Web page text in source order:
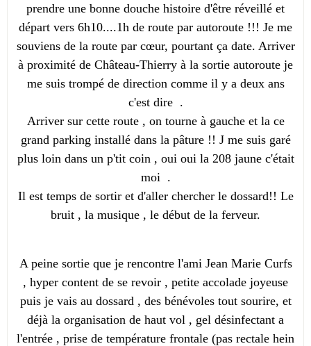
prendre une bonne douche histoire d'être réveillé et
départ vers 6h10....1h de route par autoroute !!! Je me
souviens de la route par cœur, pourtant ça date. Arriver
à proximité de Château-Thierry à la sortie autoroute je
me suis trompé de direction comme il y a deux ans
c'est dire .
Arriver sur cette route , on tourne à gauche et la ce
grand parking installé dans la pâture !! J me suis garé
plus loin dans un p'tit coin , oui oui la 208 jaune c'était
moi .
Il est temps de sortir et d'aller chercher le dossard!! Le
bruit , la musique , le début de la ferveur.
A peine sortie que je rencontre l'ami Jean Marie Curfs
, hyper content de se revoir , petite accolade joyeuse
puis je vais au dossard , des bénévoles tout sourire, et
déjà la organisation de haut vol , gel désinfectant a
l'entrée , prise de température frontale (pas rectale hein